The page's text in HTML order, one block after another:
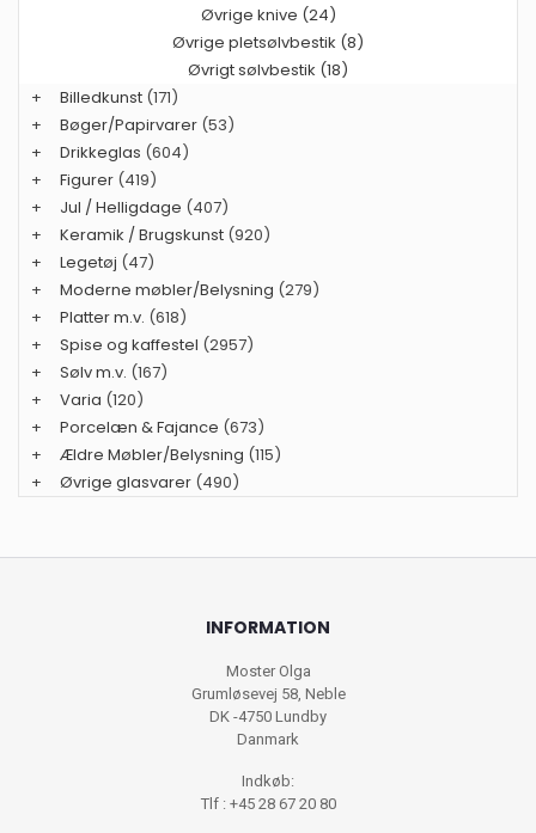
Øvrige knive (24)
Øvrige pletsølvbestik (8)
Øvrigt sølvbestik (18)
+
Billedkunst (171)
+
Bøger/Papirvarer (53)
+
Drikkeglas (604)
+
Figurer (419)
+
Jul / Helligdage (407)
+
Keramik / Brugskunst (920)
+
Legetøj (47)
+
Moderne møbler/Belysning (279)
+
Platter m.v. (618)
+
Spise og kaffestel (2957)
+
Sølv m.v. (167)
+
Varia (120)
+
Porcelæn & Fajance (673)
+
Ældre Møbler/Belysning (115)
+
Øvrige glasvarer (490)
INFORMATION
Moster Olga
Grumløsevej 58, Neble
DK -4750 Lundby
Danmark
Indkøb:
Tlf : +45 28 67 20 80